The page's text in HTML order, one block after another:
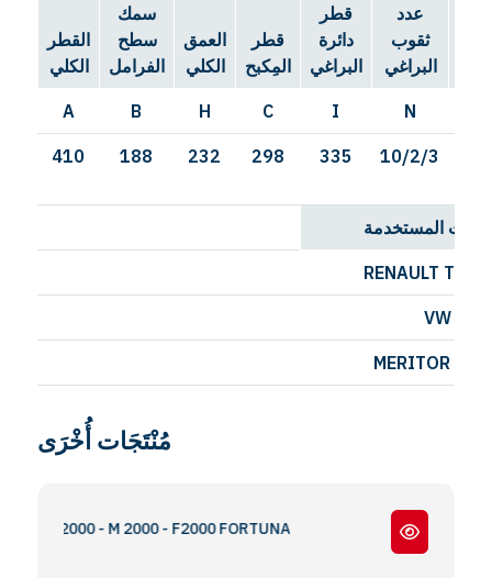
القطر
الكلي
سمك
سطح
الفرامل
العمق
الكلي
قطر
المِكبح
قطر
دائرة
البراغي
عدد
ثقوب
البراغي
A B H C I N
410 188 232 298 335 10/2/3
المستخدمة
RENAULT
VW
MERITOR -
مُنْتَجَات أُخْرَى
- M 2000 - F2000 FORTUNA